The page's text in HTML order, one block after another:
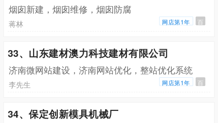
烟囱新建，烟囱维修，烟囱防腐
蒋林 网店第1年 百
33、山东建材澳力科技建材有限公司
济南微网站建设，济南网站优化，整站优化系统
李先生 网店第1年 百
34、保定创新模具机械厂